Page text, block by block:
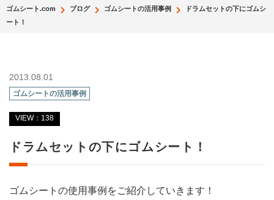
ゴムシート.com ブログ ゴムシートの活用事例
ドラムセットの下にゴムシ
ート！
2013.08.01
ゴムシートの活用事例
VIEW：138
ドラムセットの下にゴムシート！
ゴムシートの使用事例をご紹介していきます！